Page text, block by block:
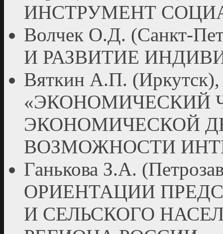
ИНСТРУМЕНТ
Волчек О.Д. (Санкт-
И РАЗВИТИЕ
Вяткин А.П.
«ЭКОНОМИЧЕСКИЙ
ЭКОНОМИЧЕСКОЙ
ВОЗМОЖНОСТИ
Ганькова З.А.
ОРИЕНТАЦИИ
И СЕЛЬСКОГО